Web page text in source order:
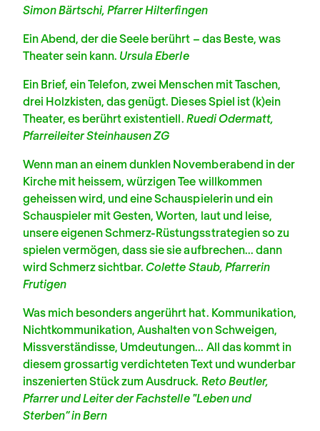
Simon Bärtschi, Pfarrer Hilterfingen
Ein Abend, der die Seele berührt – das Beste, was
Theater sein kann. Ursula Eberle
Ein Brief, ein Telefon, zwei Menschen mit Taschen,
drei Holzkisten, das genügt. Dieses Spiel ist (k)ein
Theater, es berührt existentiell. Ruedi Odermatt,
Pfarreileiter Steinhausen ZG
Wenn man an einem dunklen Novemberabend in der
Kirche mit heissem, würzigen Tee willkommen
geheissen wird, und eine Schauspielerin und ein
Schauspieler mit Gesten, Worten, laut und leise,
unsere eigenen Schmerz-Rüstungsstrategien so zu
spielen vermögen, dass sie sie aufbrechen... dann
wird Schmerz sichtbar.Colette Staub, Pfarrerin
Frutigen
Was mich besonders angerührt hat. Kommunikation,
Nichtkommunikation, Aushalten von Schweigen,
Missverständisse, Umdeutungen... All das kommt in
diesem grossartig verdichteten Text und wunderbar
inszenierten Stück zum Ausdruck. Reto Beutler,
Pfarrer und Leiter der Fachstelle "Leben und
Sterben“ in Bern